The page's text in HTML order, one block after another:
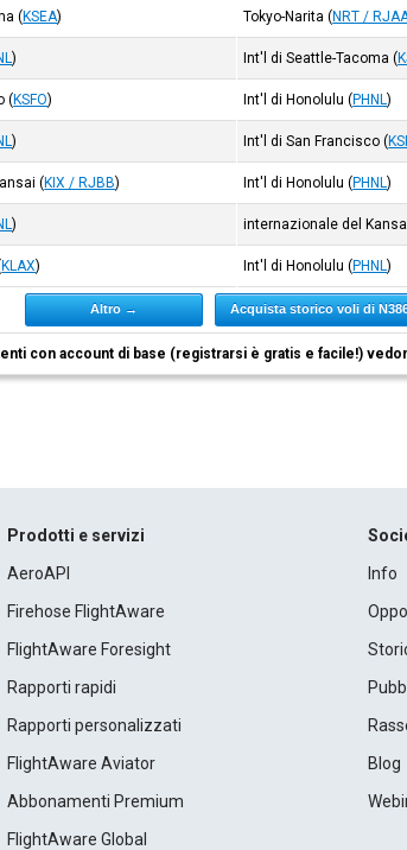
(KSEA) Tokyo-Narita (NRT /
) Int'l di Seattle-Tacoma (
(KSFO) Int'l di Honolulu (PHNL)
) Int'l di San Francisco (
(KIX / RJBB) Int'l di Honolulu (PHNL)
) internazionale del
KLAX) Int'l di Honolulu (PHNL)
Altro → Acquista storico voli di
con account di base (registrarsi è gratis e facile!)
Prodotti e servizi
AeroAPI
Firehose FlightAware
FlightAware Foresight
Rapporti rapidi
Rapporti personalizzati
FlightAware Aviator
Abbonamenti Premium
FlightAware Global
Info
Blog